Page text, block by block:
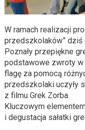
W ramach realizacji
przedszkolaków” dziś
Poznały przepiękne
podstawowe zwroty w
flagę za pomocą
przedszkolaki uczyły
z filmu Grek Zorba.
Kluczowym
i degustacja sałatki